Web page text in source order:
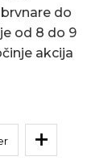
do
od 8 do 9
akcija